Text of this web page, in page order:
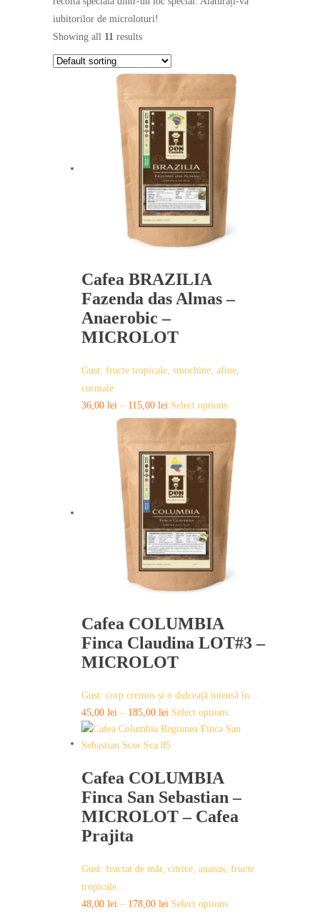
iubitorilor de microloturi!
Showing all 11 results
Cafea BRAZILIA
Fazenda das Almas –
Anaerobic –
MICROLOT
Gust: fructe tropicale, smochine, afine,
curmale
36,00 lei – 115,00 lei Select optionsThis
product
has
multiple
variants.
The
options
may
be
chosen
Cafea COLUMBIA
Finca Claudina LOT#3 –
MICROLOT
Gust: corp cremos și o dulceață intensă în…
45,00 lei – 185,00 lei Select optionsThis
product
The
product
Cafea COLUMBIA
Finca San Sebastian –
MICROLOT – Cafea
Prajita
Gust: fructat de măr, citrice, ananas, fructe
tropicale…
48,00 lei – 178,00 lei Select optionsThis